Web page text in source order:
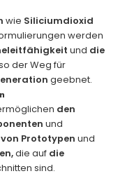
wie Siliciumdioxid
werden
und die
der Weg für
geebnet.
den
und
Prototypen und
die auf die
sind.